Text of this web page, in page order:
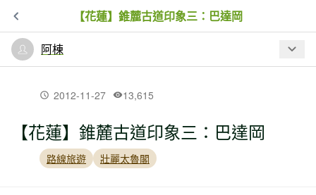
【花蓮】錐麓古道印象三：巴達岡
阿棟
最新文章
【南投】干卓萬山行五：武界林道
2012-11-27 13,615
【花蓮】錐麓古道印象三：巴達岡
路線旅遊 壯麗太魯閣